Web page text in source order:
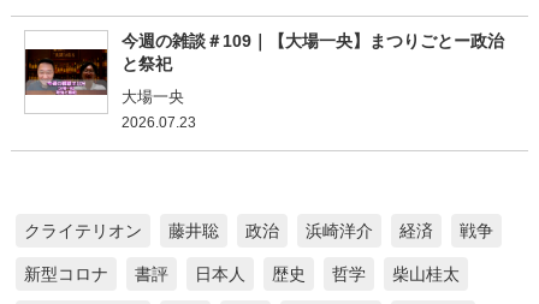
今週の雑談＃109｜【大場一央】まつりごとー政治
と祭祀
大場一央
2026.07.23
クライテリオン 藤井聡 政治 浜崎洋介 経済 戦争
新型コロナ 書評 日本人 歴史 哲学 柴山桂太